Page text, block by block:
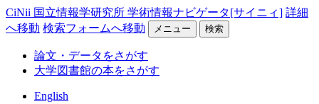
CiNii 国立情報学研究所 学術情報ナビゲータ[サイニィ] 詳細
へ移動 検索フォームへ移動 メニュー 検索
論文・データをさがす
大学図書館の本をさがす
English